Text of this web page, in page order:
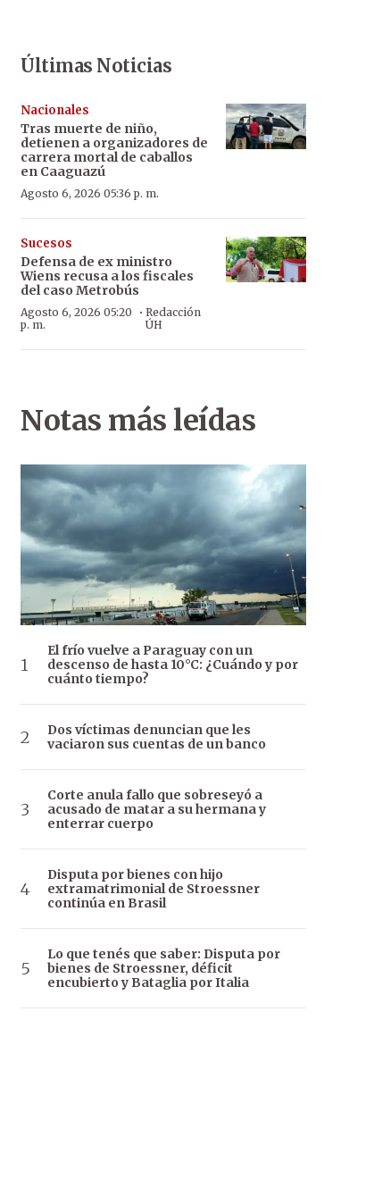
Últimas Noticias
Nacionales
Tras muerte de niño,
detienen a organizadores de
carrera mortal de caballos
en Caaguazú
Agosto 6, 2026 05:36 p. m.
Sucesos
Defensa de ex ministro
Wiens recusa a los fiscales
del caso Metrobús
Agosto 6, 2026 05:20
p. m.
· Redacción
ÚH
Notas más leídas
El frío vuelve a Paraguay con un
descenso de hasta 10°C: ¿Cuándo y por
cuánto tiempo?
Dos víctimas denuncian que les
vaciaron sus cuentas de un banco
Corte anula fallo que sobreseyó a
acusado de matar a su hermana y
enterrar cuerpo
Disputa por bienes con hijo
extramatrimonial de Stroessner
continúa en Brasil
Lo que tenés que saber: Disputa por
bienes de Stroessner, déficit
encubierto y Bataglia por Italia